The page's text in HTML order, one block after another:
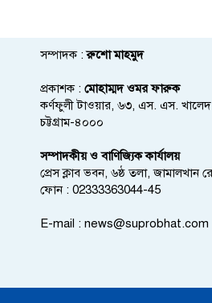
সম্পাদক :রুশো মাহমুদ
প্রকাশক : মোহাম্মদ ওমর ফারুক
কর্ণফুলী টাওয়ার, ৬৩, এস. এস.
চট্টগ্রাম-৪০০০
সম্পাদকীয় ও বাণিজ্যিক কার্যালয়
প্রেস ক্লাব ভবন, ৬ষ্ঠ তলা, জামালখান
ফোন : 02333363044-45
E-mail : news@suprobhat.com